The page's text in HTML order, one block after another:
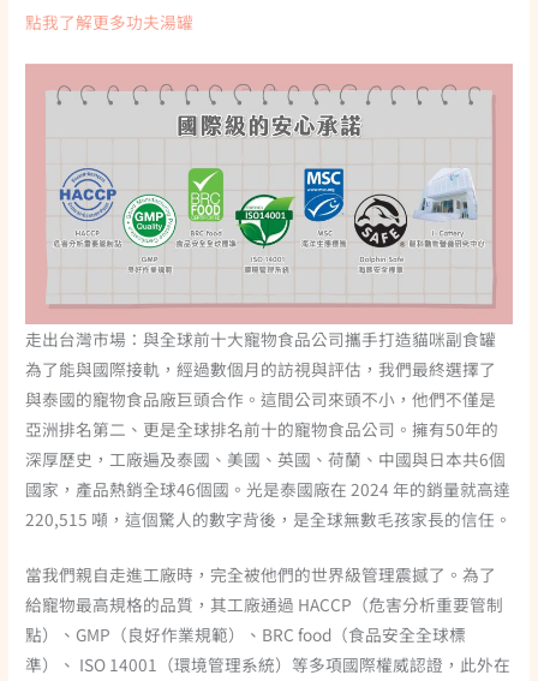
點我了解更多功夫湯罐
走出台灣市場：與全球前十大寵物食品公司攜手打造貓咪副食罐
為了能與國際接軌，經過數個月的訪視與評估，我們最終選擇了
與泰國的寵物食品廠巨頭合作。這間公司來頭不小，他們不僅是
亞洲排名第二、更是全球排名前十的寵物食品公司。擁有50年的
深厚歷史，工廠遍及泰國、美國、英國、荷蘭、中國與日本共6個
國家，產品熱銷全球46個國。光是泰國廠在 2024 年的銷量就高達
220,515 噸，這個驚人的數字背後，是全球無數毛孩家長的信任。
當我們親自走進工廠時，完全被他們的世界級管理震撼了。為了
給寵物最高規格的品質，其工廠通過 HACCP（危害分析重要管制
點）、GMP（良好作業規範）、BRC food（食品安全全球標
準）、 ISO 14001（環境管理系統）等多項國際權威認證，此外在